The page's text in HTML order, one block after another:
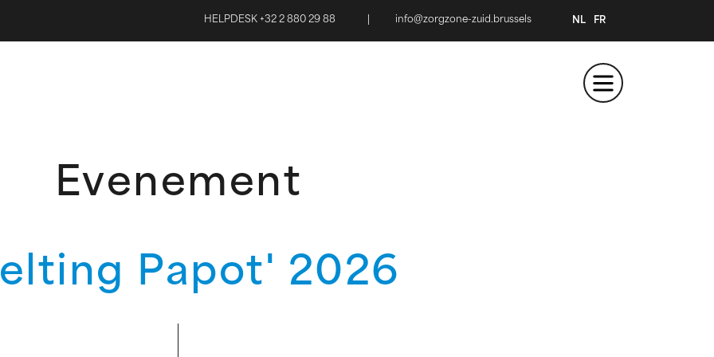
HELPDESK +32 2 880 29 88 info@zorgzone-zuid.brussels NL FR
Evenement
Papot' 2026